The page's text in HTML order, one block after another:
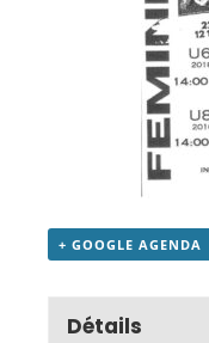
+ GOOGLE AGENDA
Détails